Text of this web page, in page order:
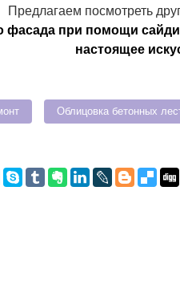
Предлагаем посмотреть
фасада при помощи
настоящее
Облицовка бетонных